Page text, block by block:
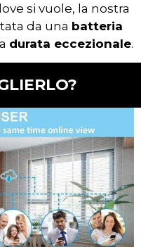
si vuole, la nostra
da una batteria
durata eccezionale.